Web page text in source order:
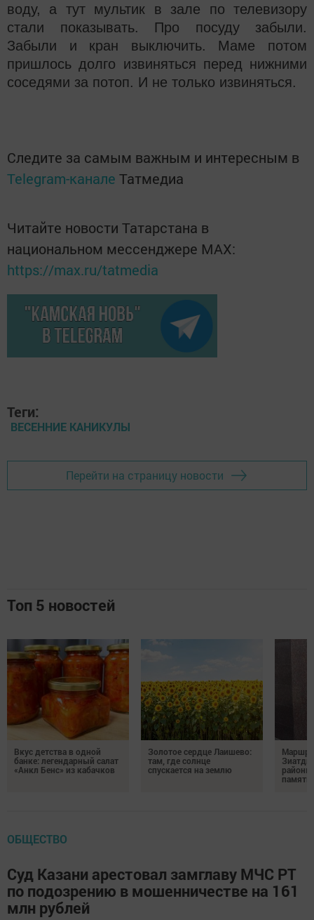
воду, а тут мультик в зале по телевизору
стали показывать. Про посуду забыли.
Забыли и кран выключить. Маме потом
пришлось долго извиняться перед нижними
соседями за потоп. И не только извиняться.
Следите за самым важным и интересным в
Telegram-канале Татмедиа
Читайте новости Татарстана в
национальном мессенджере MАХ:
https://max.ru/tatmedia
Теги:
ВЕСЕННИЕ КАНИКУЛЫ
Перейти на страницу новости
Топ 5 новостей
Вкус детства в одной
банке: легендарный салат
«Анкл Бенс» из кабачков
Золотое сердце Лаишево:
там, где солнце
спускается на землю
районы
память
ОБЩЕСТВО
Суд Казани арестовал замглаву МЧС РТ
по подозрению в мошенничестве на 161
млн рублей